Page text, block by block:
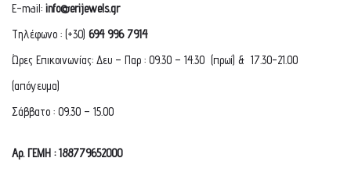
E-mail: info@erijewels.gr
Τηλέφωνο : (+30) 694 996 7914
Ώρες Επικοινωνίας: Δευ – Παρ : 09.30 – 14.30 (πρωί) & 17.30-21.00
(απόγευμα)
Σάββατο : 09.30 – 15.00
Αρ. ΓΕΜΗ : 188779652000